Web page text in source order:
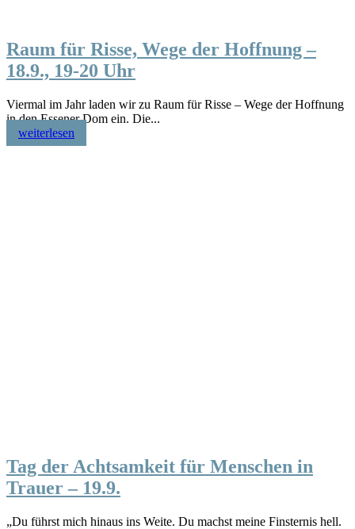
Raum für Risse, Wege der Hoffnung –
18.9., 19-20 Uhr
Viermal im Jahr laden wir zu Raum für Risse – Wege der Hoffnung
in den Essener Dom ein. Die...
weiterlesen
Tag der Achtsamkeit für Menschen in
Trauer – 19.9.
„Du führst mich hinaus ins Weite. Du machst meine Finsternis hell.